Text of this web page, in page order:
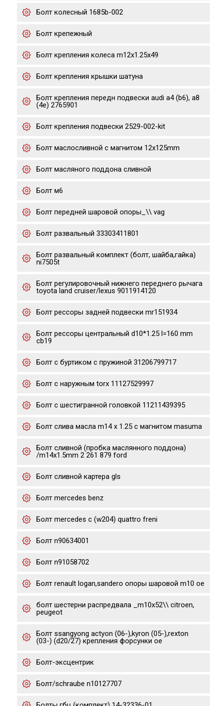
Болт колесный 1685b-002
Болт крепежный
Болт крепления колеса m12x1.25x49
Болт крепления крышки шатуна
Болт крепления передн подвески audi a4 (b6), a8
(4e) 2765901
Болт крепления подвески 2529-002-kit
Болт маслосливной с магнитом 12х125mm
Болт масляного поддона сливной
Болт м6
Болт передней шаровой опоры_\\ vag
Болт развальный 33303411801
Болт развальный комплект (болт, шайба,гайка)
ni7505t
Болт регулировочный нижнего переднего рычага
toyota land cruiser/lexus 9011914120
Болт рессоры задней подвески mr151934
Болт рессоры центральный d10*1.25 l=160 mm
cb19
Болт с буртиком с пружиной 31206799717
Болт с наружным torx 11127529997
Болт с шестигранной головкой 11211439395
Болт слива масла m14 x 1.25 с магнитом masuma
Болт сливной (пробка маслянного поддона)
/m14x1.5mm 2 261 879 ford
Болт сливной картера gls
Болт mercedes benz
Болт mercedes c (w204) quattro freni
Болт n90634001
Болт n91058702
Болт renault logan,sandero опоры шаровой m10 oe
болт шестерни распредвала _m10x52\\ citroen,
peugeot
Болт ssangyong actyon (06-),kyron (05-),rexton
(03-) (d20/27) крепления форсунки oe
Болт-эксцентрик
Болт/schraube n10127707